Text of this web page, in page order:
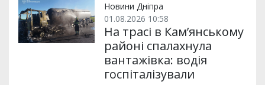
Новини Дніпра
01.08.2026 10:58
На трасі в Кам’янському
районі спалахнула
вантажівка: водія
госпіталізували